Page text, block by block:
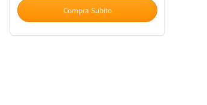
Magnetotermico
EK
Magnetotermico
Compra Subito